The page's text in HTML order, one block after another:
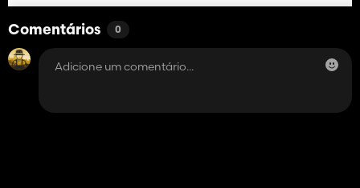
Comentários 0